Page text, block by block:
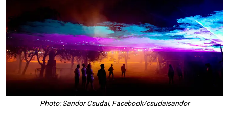
Photo: Sandor Csudai, Facebook/csudaisandor